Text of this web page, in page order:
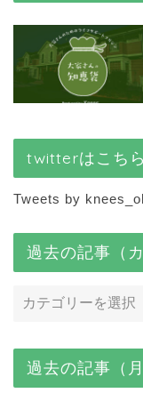
twitterはこちら
Tweets by
過去の記事（
過去の記事（月